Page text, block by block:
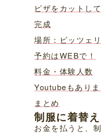
ピザをカットして
完成
場所：ピッツェ
予約はWEBで！
料金・体験人数
Youtubeもありま
まとめ
制服に着替
お金を払うと、